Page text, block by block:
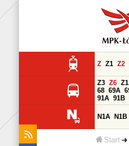
Start
Z Z1 Z2
Z3 Z6
68 69A
91A 91B
N1A N1B